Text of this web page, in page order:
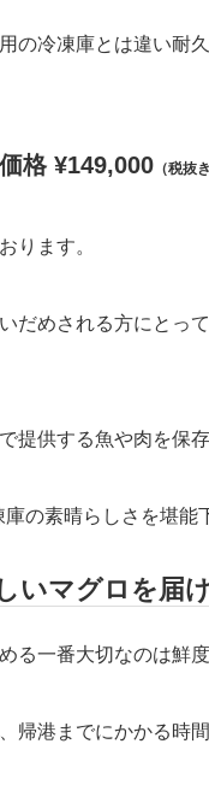
の冷凍庫とは違い耐
格 ¥149,000 （税抜き
ります。
だめされる方にとっ
提供する魚や肉を保
の素晴らしさを堪能
いマグロを届
る一番大切なのは鮮度
帰港までにかかる時